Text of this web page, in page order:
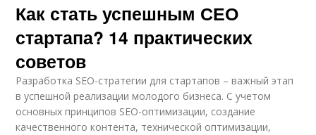
Как стать успешным СЕО
стартапа? 14 практических
советов
Разработка SEO-стратегии для стартапов – важный этап
в успешной реализации молодого бизнеса. С учетом
основных принципов SEO-оптимизации, создание
качественного контента, технической оптимизации,